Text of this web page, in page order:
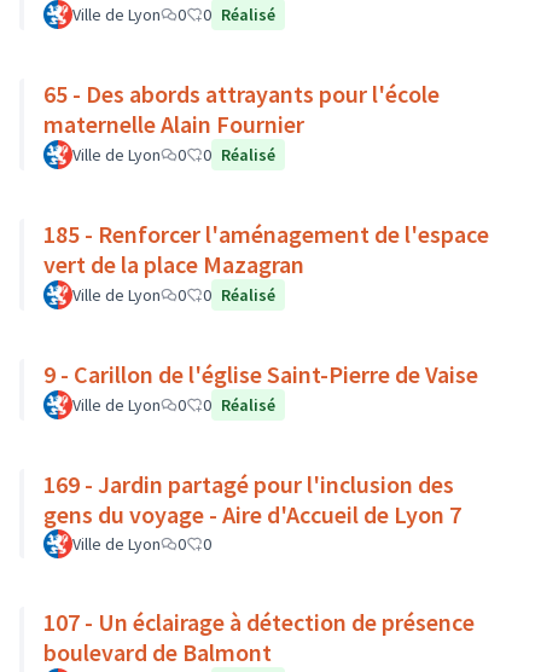
Ville de Lyon 0 0 Réalisé
65 - Des abords attrayants pour l'école
maternelle Alain Fournier
Ville de Lyon 0 0 Réalisé
185 - Renforcer l'aménagement de l'espace
vert de la place Mazagran
Ville de Lyon 0 0 Réalisé
9 - Carillon de l'église Saint-Pierre de Vaise
Ville de Lyon 0 0 Réalisé
169 - Jardin partagé pour l'inclusion des
gens du voyage - Aire d'Accueil de Lyon 7
Ville de Lyon 0 0
107 - Un éclairage à détection de présence
boulevard de Balmont